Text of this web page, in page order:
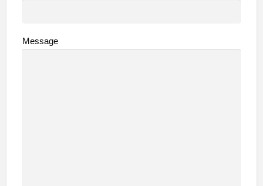
Message